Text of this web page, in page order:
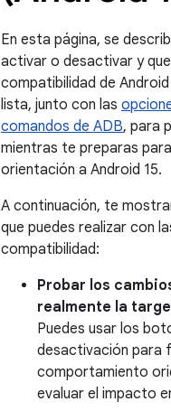
En esta página, se
activar o desactivar y
compatibilidad de
lista, junto con las
comandos de ADB, para
mientras te preparas
orientación a Android 15.
A continuación, te
que puedes realizar con
compatibilidad:
Probar los
realmente la
Puedes usar los
desactivación para
comportamiento
evaluar el impacto